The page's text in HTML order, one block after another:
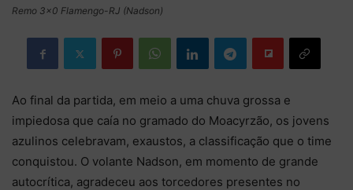
Remo 3x0 Flamengo-RJ (Nadson)
Ao final da partida, em meio a uma chuva grossa e
impiedosa que caía no gramado do Moacyrzão, os jovens
azulinos celebravam, exaustos, a classificação que o time
conquistou. O volante Nadson, em momento de grande
autocrítica, agradeceu aos torcedores presentes no